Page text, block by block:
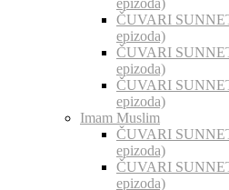
epizoda)
ČUVARI
epizoda)
ČUVARI
epizoda)
ČUVARI
epizoda)
Imam Muslim
ČUVARI
epizoda)
ČUVARI
epizoda)